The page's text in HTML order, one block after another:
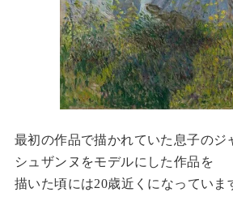
最初の作品で描かれていた息子のジ
シュザンヌをモデルにした作品を
描いた頃には20歳近くになっていま